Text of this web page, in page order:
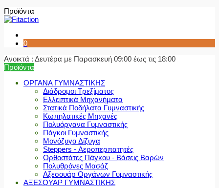
Προϊόντα
0
Ανοικτά : Δευτέρα με Παρασκευή 09:00 έως τις 18:00
Προϊόντα
ΟΡΓΑΝΑ ΓΥΜΝΑΣΤΙΚΗΣ
Διάδρομοι Τρεξίματος
Ελλειπτικά Μηχανήματα
Στατικά Ποδήλατα Γυμναστικής
Κωπηλατικές Μηχανές
Πολυόργανα Γυμναστικής
Πάγκοι Γυμναστικής
Μονόζυγα Δίζυγα
Steppers - Αεροπερπατητές
Ορθοστάτες Πάγκου - Βάσεις Βαρών
Πολυθρόνες Μασάζ
Αξεσουάρ Οργάνων Γυμναστικής
ΑΞΕΣΟΥΑΡ ΓΥΜΝΑΣΤΙΚΗΣ